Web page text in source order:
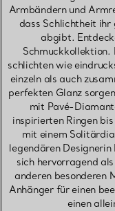
Armbändern und
dass Schlichtheit
abgibt.
Schmuckkollektion.
schlichten wie
einzeln als auch
perfekten Glanz
mit Pavé-
inspirierten Ringen
mit einem
legendären Designerin
sich hervorragend
anderen besonderen
Anhänger für einen
einen